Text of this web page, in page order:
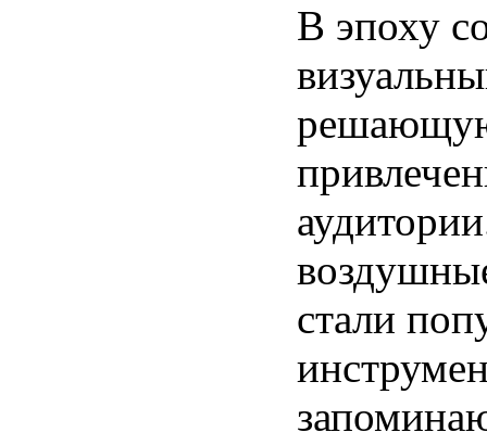
В эпоху
стали